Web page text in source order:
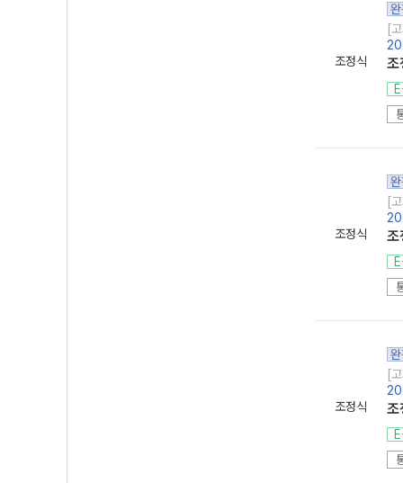
조정식
[
조정식
[
조정식
[